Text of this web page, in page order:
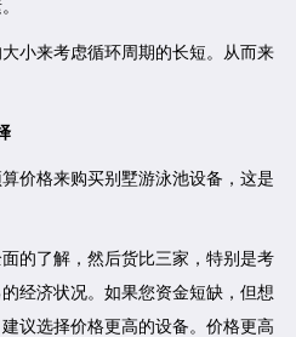
来考虑循环周期的长短。从而来
格来购买别墅游泳池设备，这是
了解，然后货比三家，特别是考
经济状况。如果您资金短缺，但想
议选择价格更高的设备。价格更高